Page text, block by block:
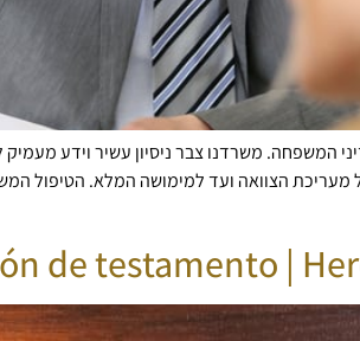
המשפחה. משרדנו צבר ניסיון עשיר וידע
מעריכת הצוואה ועד למימושה המלא. הטיפול
de testamento |